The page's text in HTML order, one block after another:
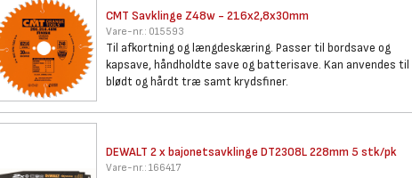
CMT Savklinge Z48w - 216x2,8x30mm
Vare-nr.: 015593
Til afkortning og længdeskæring. Passer til bordsave og
kapsave, håndholdte save og batterisave. Kan anvendes til
blødt og hårdt træ samt krydsfiner.
DEWALT 2 x bajonetsavklinge DT2308L 228mm 5 stk/pk
Vare-nr.: 166417